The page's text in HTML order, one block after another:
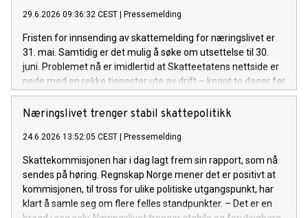
29.6.2026 09:36:32 CEST Pressemelding
Fristen for innsending av skattemelding for næringslivet er
31. mai. Samtidig er det mulig å søke om utsettelse til 30.
juni. Problemet nå er imidlertid at Skatteetatens nettside er
nede med en rekke tjenester ute av drift – knapt to dager før
den utsatte fristen. - Dette er ugreit. Den siste tiden har vært
krevende for næringslivet i forbindelse med omlegging fra
ytterligere usikkerhet og heft rett før siste frist, sier Rune
Næringslivet trenger stabil skattepolitikk
24.6.2026 13:52:05 CEST Pressemelding
Skattekommisjonen har i dag lagt frem sin rapport, som nå
sendes på høring. Regnskap Norge mener det er positivt at
kommisjonen, til tross for ulike politiske utgangspunkt, har
klart å samle seg om flere felles standpunkter. – Det er en